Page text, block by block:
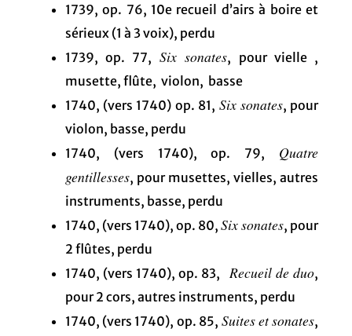
1739, op. 76, 10e recueil d’airs à boire et
sérieux (1 à 3 voix), perdu
1739, op. 77, Six sonates, pour vielle ,
musette, flûte, violon, basse
1740, (vers 1740) op. 81, Six sonates, pour
violon, basse, perdu
1740, (vers 1740), op. 79, Quatre
gentillesses, pour musettes, vielles, autres
instruments, basse, perdu
1740, (vers 1740), op. 80,Six sonates, pour
2 flûtes, perdu
1740, (vers 1740), op. 83,Recueil de duo,
pour 2 cors, autres instruments, perdu
1740, (vers 1740), op. 85, Suites et sonates,